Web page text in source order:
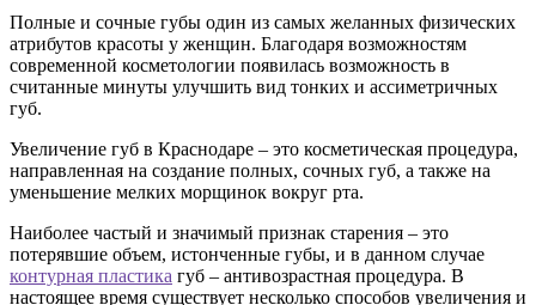
Полные и сочные губы один из самых желанных физических
атрибутов красоты у женщин. Благодаря возможностям
современной косметологии появилась возможность в
считанные минуты улучшить вид тонких и ассиметричных
губ.
Увеличение губ в Краснодаре – это косметическая процедура,
направленная на создание полных, сочных губ, а также на
уменьшение мелких морщинок вокруг рта.
Наиболее частый и значимый признак старения – это
потерявшие объем, истонченные губы, и в данном случае
контурная пластика губ – антивозрастная процедура. В
настоящее время существует несколько способов увеличения и